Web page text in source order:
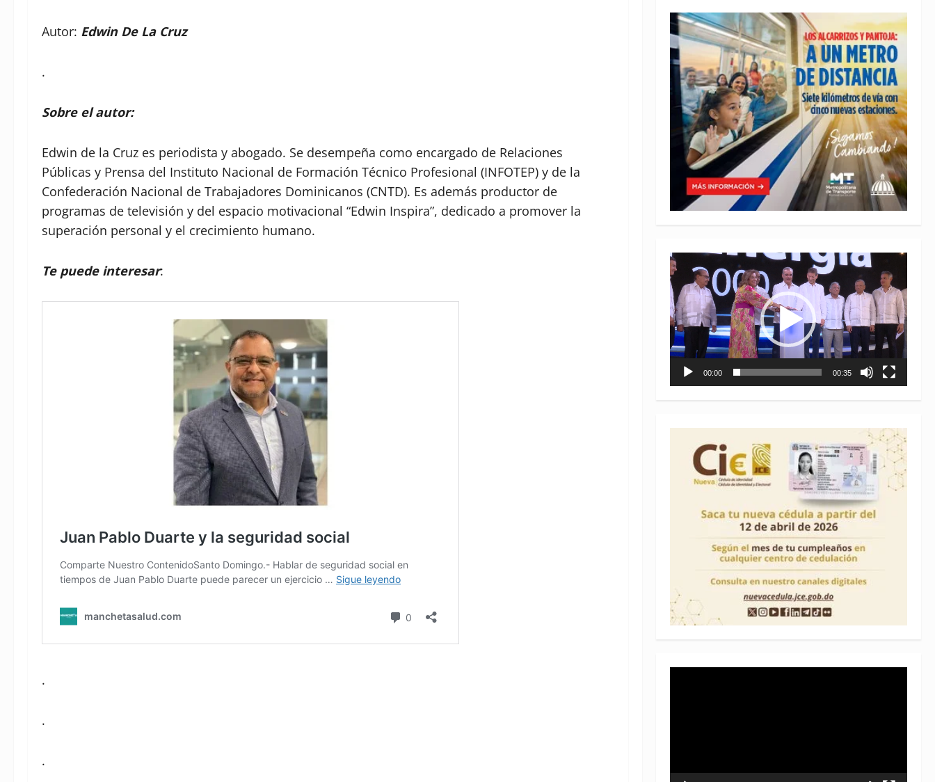
Autor: Edwin De La Cruz
.
Sobre el autor:
Edwin de la Cruz es periodista y abogado. Se desempeña como encargado de Relaciones
Públicas y Prensa del Instituto Nacional de Formación Técnico Profesional (INFOTEP) y de la
Confederación Nacional de Trabajadores Dominicanos (CNTD). Es además productor de
programas de televisión y del espacio motivacional “Edwin Inspira”, dedicado a promover la
superación personal y el crecimiento humano.
Te puede interesar:
.
.
.
Reproductor
de
vídeo
00:00 00:35